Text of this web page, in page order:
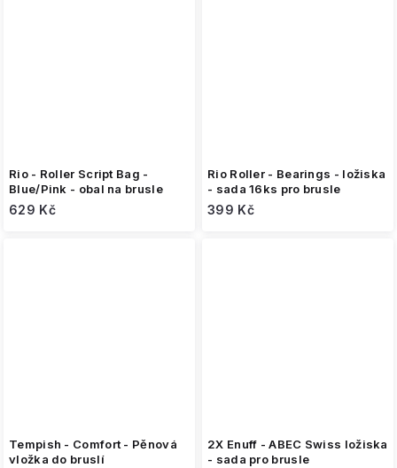
Rio - Roller Script Bag -
Blue/Pink - obal na brusle
629 Kč
Rio Roller - Bearings - ložiska
- sada 16ks pro brusle
399 Kč
Tempish - Comfort - Pěnová
vložka do bruslí
2X Enuff - ABEC Swiss ložiska
- sada pro brusle